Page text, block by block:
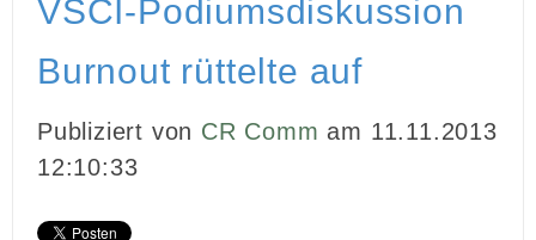
VSCI-Podiumsdiskussion
Burnout rüttelte auf
Publiziert von CR Comm am 11.11.2013
12:10:33